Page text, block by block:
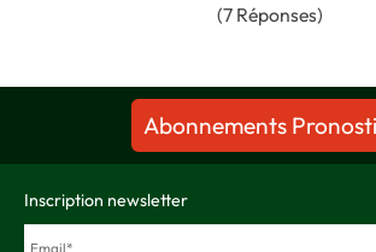
(7 Réponses)
Abonnements
Inscription newsletter